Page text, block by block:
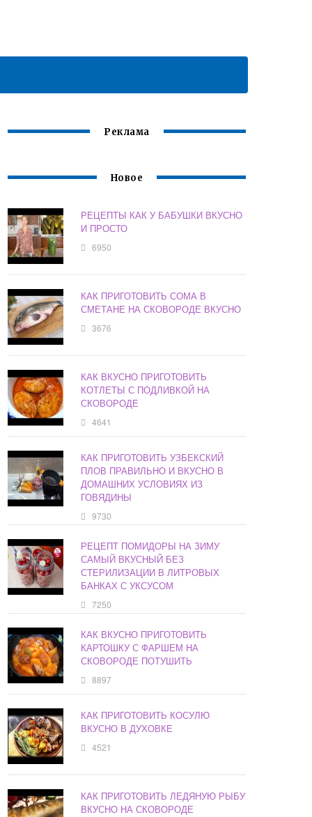
Реклама
Новое
РЕЦЕПТЫ КАК У БАБУШКИ ВКУСНО
И ПРОСТО
6950
КАК ПРИГОТОВИТЬ СОМА В
СМЕТАНЕ НА СКОВОРОДЕ ВКУСНО
3676
КАК ВКУСНО ПРИГОТОВИТЬ
КОТЛЕТЫ С ПОДЛИВКОЙ НА
СКОВОРОДЕ
4641
КАК ПРИГОТОВИТЬ УЗБЕКСКИЙ
ПЛОВ ПРАВИЛЬНО И ВКУСНО В
ДОМАШНИХ УСЛОВИЯХ ИЗ
ГОВЯДИНЫ
9730
РЕЦЕПТ ПОМИДОРЫ НА ЗИМУ
САМЫЙ ВКУСНЫЙ БЕЗ
СТЕРИЛИЗАЦИИ В ЛИТРОВЫХ
БАНКАХ С УКСУСОМ
7250
КАК ВКУСНО ПРИГОТОВИТЬ
КАРТОШКУ С ФАРШЕМ НА
СКОВОРОДЕ ПОТУШИТЬ
8897
КАК ПРИГОТОВИТЬ КОСУЛЮ
ВКУСНО В ДУХОВКЕ
4521
КАК ПРИГОТОВИТЬ ЛЕДЯНУЮ РЫБУ
ВКУСНО НА СКОВОРОДЕ